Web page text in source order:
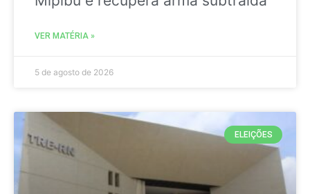
VER MATÉRIA »
5 de agosto de 2026
ELEIÇÕES